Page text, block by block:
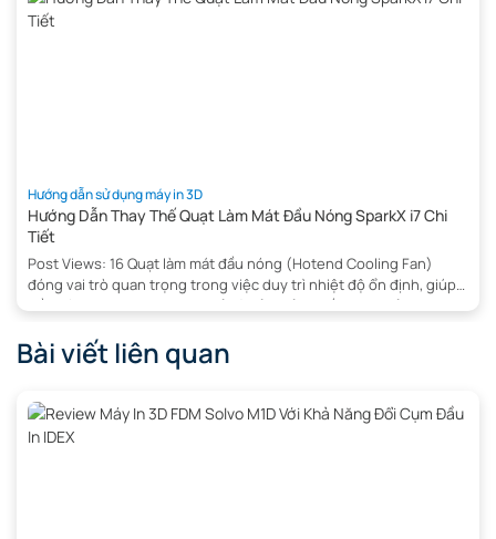
Hướng dẫn sử dụng máy in 3D
Hướng Dẫn Thay Thế Quạt Làm Mát Đầu Nóng SparkX i7 Chi
Tiết
Post Views: 16 Quạt làm mát đầu nóng (Hotend Cooling Fan)
đóng vai trò quan trọng trong việc duy trì nhiệt độ ổn định, giúp
đầu nóng hoạt động hiệu quả và đảm bảo chất lượng bản in 3D.
giúp […]
Bài viết liên quan